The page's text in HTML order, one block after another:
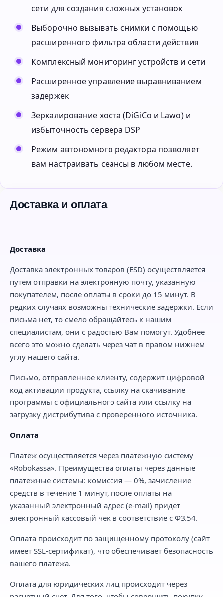
сети для создания сложных установок
Выборочно вызывать снимки с помощью
расширенного фильтра области действия
Комплексный мониторинг устройств и сети
Расширенное управление выравниванием
задержек
Зеркалирование хоста (DiGiCo и Lawo) и
избыточность сервера DSP
Режим автономного редактора позволяет
вам настраивать сеансы в любом месте.
Доставка и оплата
Доставка
Доставка электронных товаров (ESD) осуществляется
путем отправки на электронную почту, указанную
покупателем, после оплаты в сроки до 15 минут. В
редких случаях возможны технические задержки. Если
письма нет, то смело обращайтесь к нашим
специалистам, они с радостью Вам помогут. Удобнее
всего это можно сделать через чат в правом нижнем
углу нашего сайта.
Письмо, отправленное клиенту, содержит цифровой
код активации продукта, ссылку на скачивание
программы с официального сайта или ссылку на
загрузку дистрибутива с проверенного источника.
Оплата
Платеж осуществляется через платежную систему
«Robokassa». Преимущества оплаты через данные
платежные системы: комиссия — 0%, зачисление
средств в течение 1 минут, после оплаты на
указанный электронный адрес (e-mail) придет
электронный кассовый чек в соответствие с ФЗ.54.
Оплата происходит по защищенному протоколу (сайт
имеет SSL-сертификат), что обеспечивает безопасность
вашего платежа.
Оплата для юридических лиц происходит через